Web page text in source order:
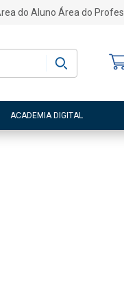
do Aluno Área do
ACADEMIA DIGITAL